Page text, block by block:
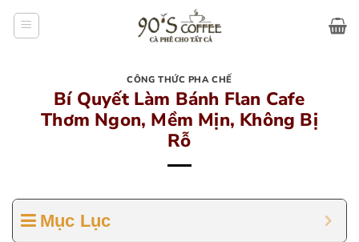
CÔNG THỨC PHA CHẾ
Bí Quyết Làm Bánh Flan Cafe
Thơm Ngon, Mềm Mịn, Không Bị
Rỗ
Mục Lục